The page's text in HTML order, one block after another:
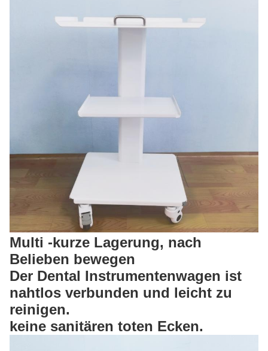
Multi -kurze Lagerung, nach
Belieben bewegen
Der Dental Instrumentenwagen ist
nahtlos verbunden und leicht zu
reinigen.
keine sanitären toten Ecken.